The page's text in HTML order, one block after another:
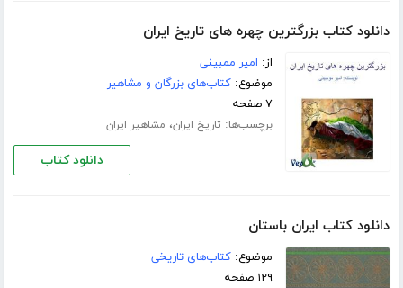
دانلود کتاب بزرگترین چهره های تاریخ ایران
از: امیر ممبینی
موضوع:کتاب‌های بزرگان و مشاهیر
۷ صفحه
برچسب‌ها: تاریخ ایران، مشاهیر ایران
دانلود کتاب
دانلود کتاب ایران باستان
موضوع:کتاب‌های تاریخی
۱۲۹ صفحه